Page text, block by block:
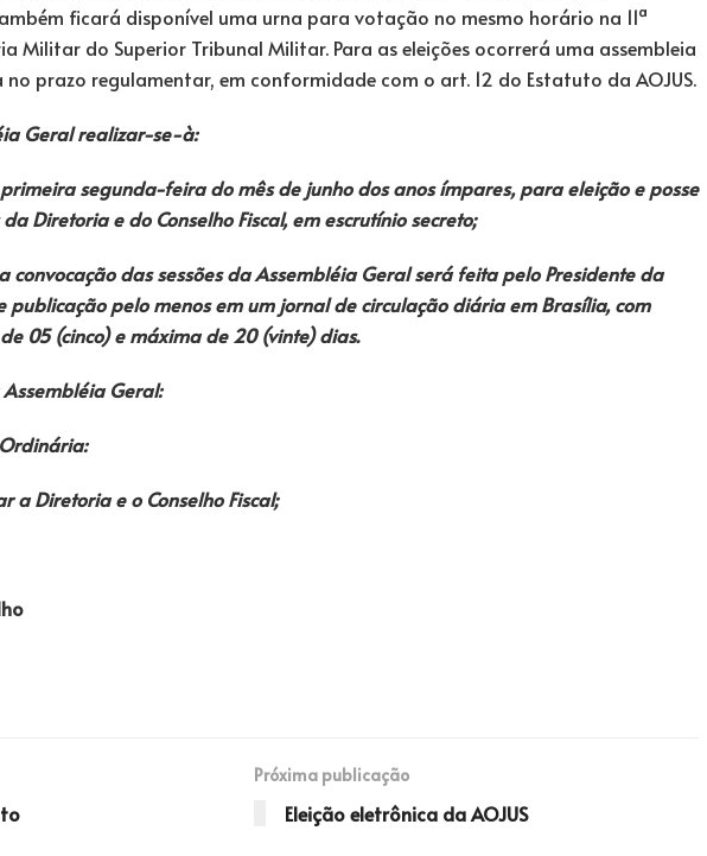
ficará disponível uma urna para votação no mesmo horário na 11ª
Militar do Superior Tribunal Militar. Para as eleições ocorrerá uma assembleia
prazo regulamentar, em conformidade com o art. 12 do Estatuto da AOJUS.
Geral realizar-se-à:
segunda-feira do mês de junho dos anos ímpares, para eleição e posse
Diretoria e do Conselho Fiscal, em escrutínio secreto;
convocação das sessões da Assembléia Geral será feita pelo Presidente da
publicação pelo menos em um jornal de circulação diária em Brasília, com
05 (cinco) e máxima de 20 (vinte) dias.
Assembléia Geral:
a Diretoria e o Conselho Fiscal;
Próxima publicação
Eleição eletrônica da AOJUS